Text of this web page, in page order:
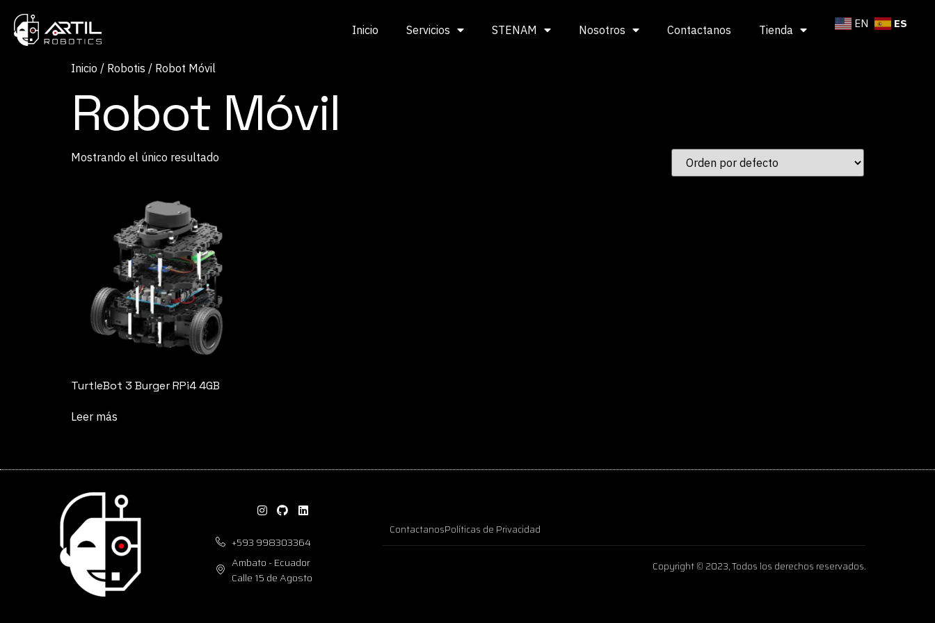
Inicio Servicios STENAM Nosotros Contactanos Tienda EN ES
Inicio / Robotis / Robot Móvil
Robot Móvil
Mostrando el único resultado
TurtleBot 3 Burger RPi4 4GB
Leer más
+593 998303364
Ambato - Ecuador
Calle 15 de Agosto
ContactanosPolíticas de Privacidad
Copyright © 2023, Todos los derechos reservados.